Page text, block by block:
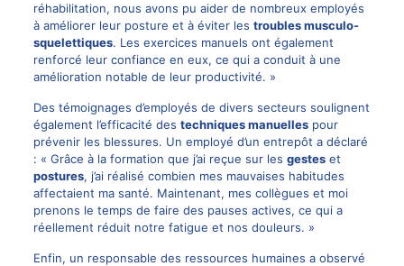
réhabilitation, nous avons pu aider de nombreux employés
à améliorer leur posture et à éviter les troubles musculo-
squelettiques. Les exercices manuels ont également
renforcé leur confiance en eux, ce qui a conduit à une
amélioration notable de leur productivité. »
Des témoignages d’employés de divers secteurs soulignent
également l’efficacité des techniques manuellespour
prévenir les blessures. Un employé d’un entrepôt a déclaré
: « Grâce à la formation que j’ai reçue sur les gesteset
postures, j’ai réalisé combien mes mauvaises habitudes
affectaient ma santé. Maintenant, mes collègues et moi
prenons le temps de faire des pauses actives, ce qui a
réellement réduit notre fatigue et nos douleurs. »
Enfin, un responsable des ressources humaines a observé